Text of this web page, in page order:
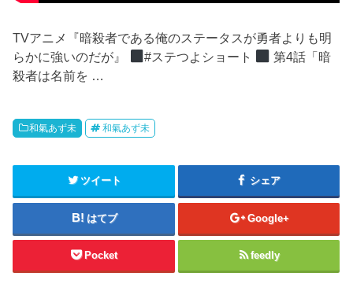
TVアニメ『暗殺者である俺のステータスが勇者よりも明
らかに強いのだが』 ‍
#ステつよショート ‍
第4話「暗
殺者は名前を …
和氣あず未 和氣あず未
ツイート シェア
はてブ Google+
Pocket feedly